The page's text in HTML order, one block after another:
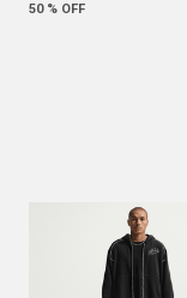
50 % OFF